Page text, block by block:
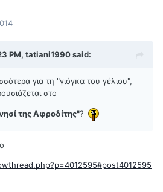
PM, tatiani1990 said:
για τη "γιόγκα του γέλιου",
στο
της Αφροδίτης"?